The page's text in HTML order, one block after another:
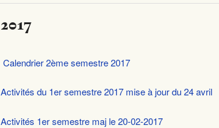
2017
Calendrier 2ème semestre 2017
Activités du 1er semestre 2017 mise à jour du 24 avril
Activités 1er semestre maj le 20-02-2017